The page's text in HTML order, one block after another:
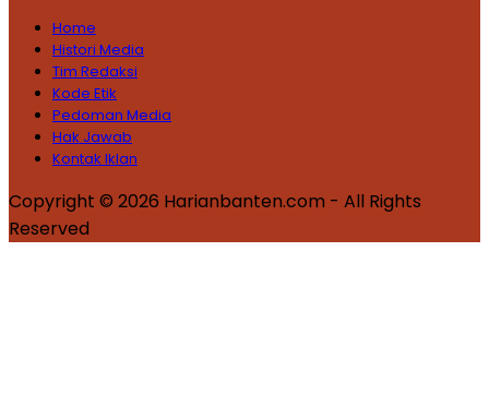
Home
Histori Media
Tim Redaksi
Kode Etik
Pedoman Media
Hak Jawab
Kontak Iklan
Copyright © 2026 Harianbanten.com - All Rights
Reserved